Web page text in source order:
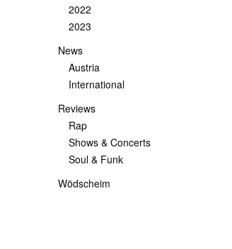
2022
2023
News
Austria
International
Reviews
Rap
Shows & Concerts
Soul & Funk
Wödscheim